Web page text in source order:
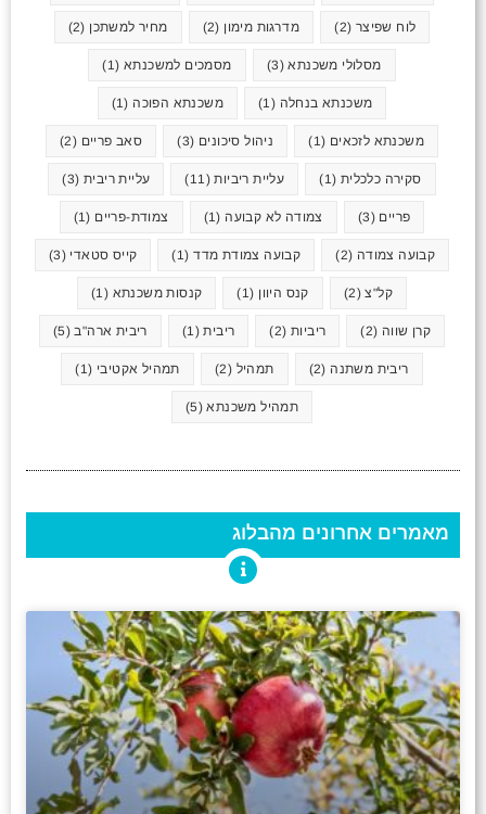
לוח שפיצר (2) מדרגות מימון (2) מחיר למשתכן (2)
מסלולי משכנתא(3) מסמכים למשכנתא(1)
משכנתא בנחלה (1) משכנתא הפוכה (1)
משכנתא לזכאים (1) ניהול סיכונים (3) סאב פריים (2)
סקירה כלכלית (1) עליית ריביות(11) עליית ריבית (3)
פריים (3) צמודה לא קבועה (1) צמודת-פריים (1)
קבועה צמודה (2) קבועה צמודת מדד(1) קייס סטאדי (3)
קל"צ(2) קנס היוון (1) קנסות משכנתא (1)
קרן שווה (2) ריביות(2) ריבית(1) ריבית ארה"ב(5)
ריבית משתנה (2) תמהיל (2) תמהיל אקטיבי (1)
תמהיל משכנתא(5)
מאמרים אחרונים מהבלוג